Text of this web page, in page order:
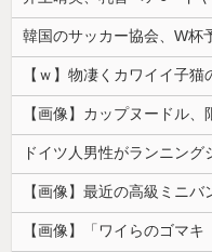
【ｗ】物凄くカワイイ子猫
【画像】カップヌードル、
【画像】最近の高級ミニ
【画像】「ワイらのゴマキ